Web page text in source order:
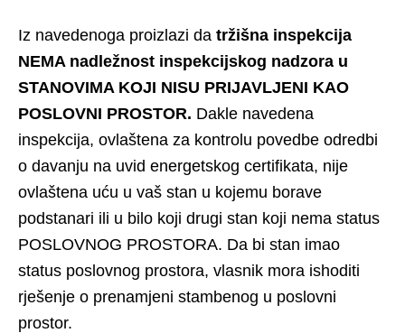
Iz navedenoga proizlazi da tržišna inspekcija
NEMA nadležnost inspekcijskog nadzora u
STANOVIMA KOJI NISU PRIJAVLJENI KAO
POSLOVNI PROSTOR. Dakle navedena
inspekcija, ovlaštena za kontrolu povedbe odredbi
o davanju na uvid energetskog certifikata, nije
ovlaštena uću u vaš stan u kojemu borave
podstanari ili u bilo koji drugi stan koji nema status
POSLOVNOG PROSTORA. Da bi stan imao
status poslovnog prostora, vlasnik mora ishoditi
rješenje o prenamjeni stambenog u poslovni
prostor.